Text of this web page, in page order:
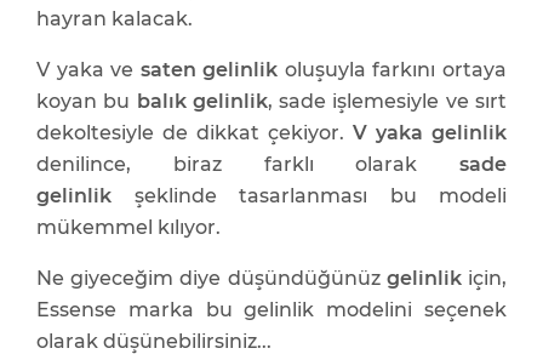
hayran kalacak.
V yaka ve saten gelinlik oluşuyla farkını ortaya
koyan bu balık gelinlik, sade işlemesiyle ve sırt
dekoltesiyle de dikkat çekiyor. V yaka gelinlik
denilince, biraz farklı olarak sade
gelinlik şeklinde tasarlanması bu modeli
mükemmel kılıyor.
Ne giyeceğim diye düşündüğünüz gelinlikiçin,
Essense marka bu gelinlik modelini seçenek
olarak düşünebilirsiniz...